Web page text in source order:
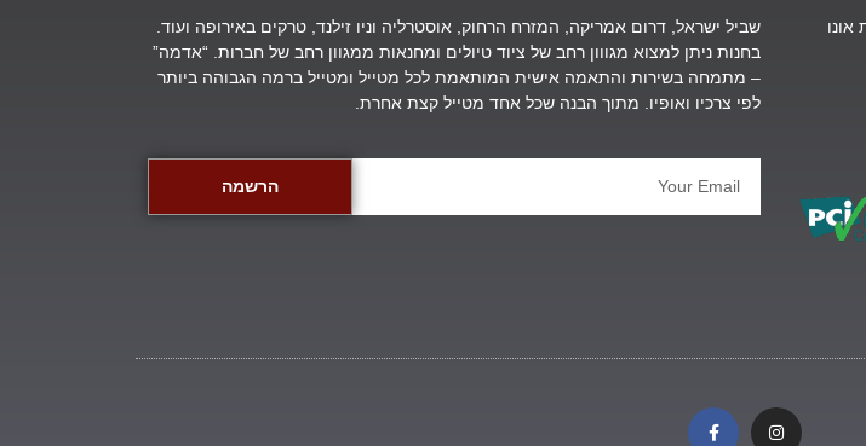
שביל ישראל, דרום אמריקה, המזרח הרחוק, אוסטרליה וניו זילנד, טרקים באירופה ועוד.
בחנות ניתן למצוא מגווון רחב של ציוד טיולים ומחנאות ממגוון רחב של חברות. “אדמה”
– מתמחה בשירות והתאמה אישית המותאמת לכל מטייל ומטייל ברמה הגבוהה ביותר
לפי צרכיו ואופיו. מתוך הבנה שכל אחד מטייל קצת אחרת.
הרשמה